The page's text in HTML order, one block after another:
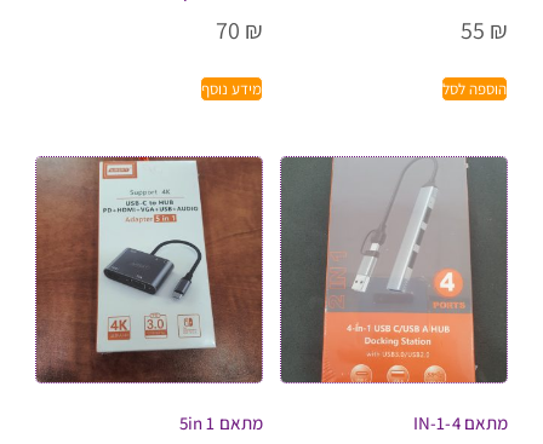
55 ₪
הוספה לסל
70 ₪
מידע נוסף
מתאם 4-IN-1 מתאם 5in 1